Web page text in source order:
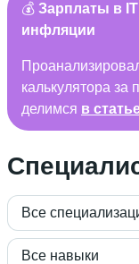
💰 Зарплаты в
инфляции
калькулятора за
делимся в
Все
Все навыки